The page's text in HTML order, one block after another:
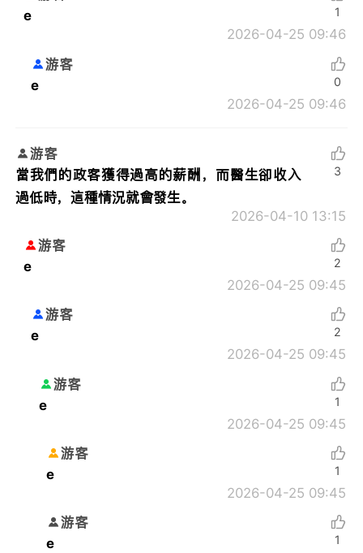
e
2026-04-25 09:46
1
游客
e
2026-04-25 09:46
0
游客
當我們的政客獲得過高的薪酬，而醫生卻收入
過低時，這種情況就會發生。
2026-04-10 13:15
3
游客
e
2026-04-25 09:45
2
游客
e
2026-04-25 09:45
2
游客
e
2026-04-25 09:45
1
游客
e
2026-04-25 09:45
1
游客
e
1